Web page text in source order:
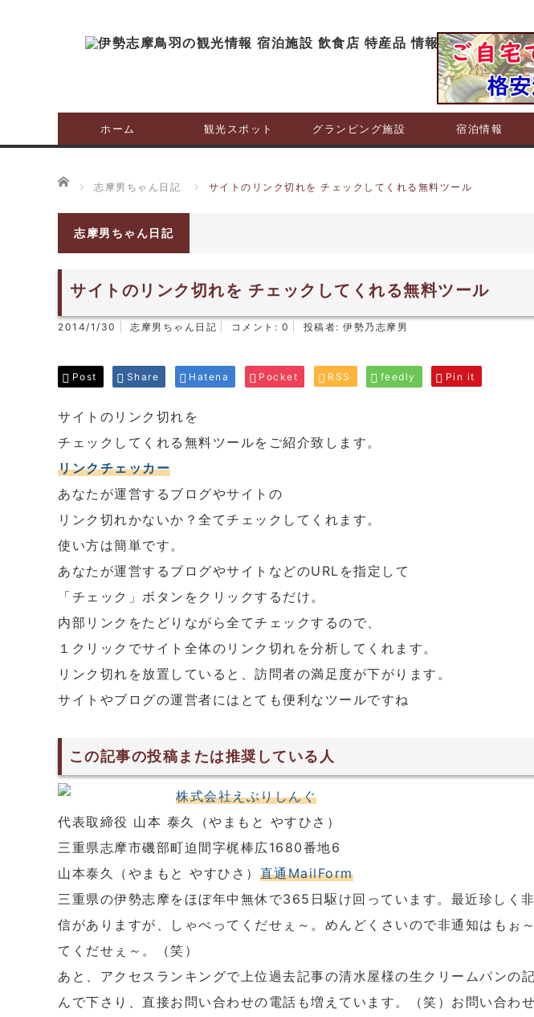
ホーム 観光スポット グランピング施設 宿泊情報
ホーム
志摩男ちゃん日記 サイトのリンク切れを チェックしてくれる無料ツール
志摩男ちゃん日記
サイトのリンク切れを チェックしてくれる無料ツール
2014/1/30 志摩男ちゃん日記 コメント: 0 投稿者: 伊勢乃志摩男
Post Share Hatena Pocket RSS feedly Pin it
サイトのリンク切れを
チェックしてくれる無料ツールをご紹介致します。
リンクチェッカー
あなたが運営するブログやサイトの
リンク切れかないか？全てチェックしてくれます。
使い方は簡単です。
あなたが運営するブログやサイトなどのURLを指定して
「チェック」ボタンをクリックするだけ。
内部リンクをたどりながら全てチェックするので、
１クリックでサイト全体のリンク切れを分析してくれます。
リンク切れを放置していると、訪問者の満足度が下がります。
サイトやブログの運営者にはとても便利なツールですね
この記事の投稿または推奨している人
株式会社えぶりしんぐ
代表取締役 山本 泰久（やまもと やすひさ）
三重県志摩市磯部町迫間字梶棒広1680番地6
山本泰久（やまもと やすひさ） 直通MailForm
三重県の伊勢志摩をほぼ年中無休で365日駆け回っています。最近珍しく
信がありますが、しゃべってくだせぇ～。めんどくさいので非通知はもぉ
てくだせぇ～。（笑）
あと、アクセスランキングで上位過去記事の清水屋様の生クリームパンの
んで下さり、直接お問い合わせの電話も増えています。（笑）お問い合わ